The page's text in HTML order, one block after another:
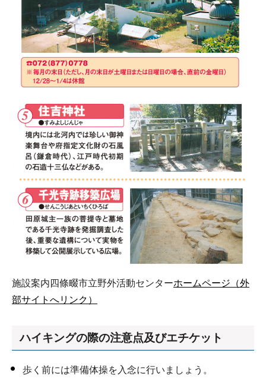
施設案内四條畷市立野外活動センターホームページ（外
部サイトへリンク）
ハイキングの際の注意点及びエチケット
歩く前には準備体操を入念に行いましょう。